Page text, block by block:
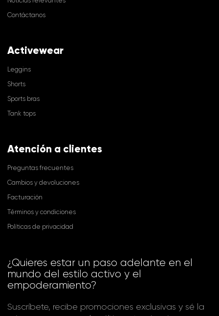
Contáctanos
Activewear
Leggins
Shorts
Sports bras
Tank tops
Atención a clientes
Preguntas frecuentes
Cambios y devoluciones
Facturación
Términos y condiciones
Políticas de privacidad
¿Quieres estar un paso adelante en el
mundo del estilo activo y el
empoderamiento?
Suscríbete, recibe promociones exclusivas y sé la